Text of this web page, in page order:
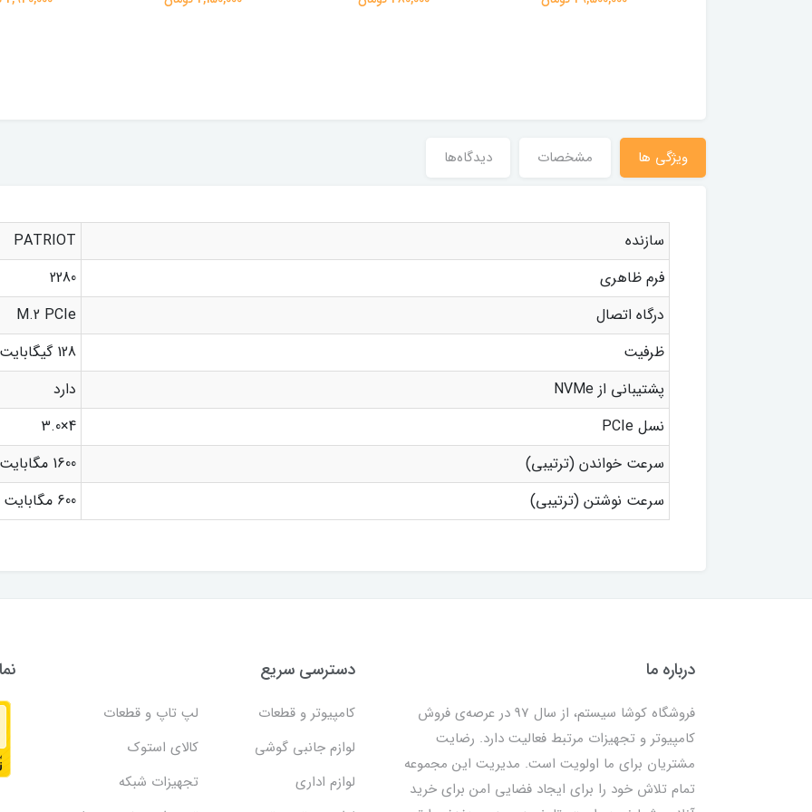
ویژگی ها مشخصات دیدگاه‌ها
سازنده
PATRIOT
فرم ظاهری
2280
درگاه اتصال
M.2 PCIe
ظرفیت
128 گیگابایت
پشتیبانی از NVMe
دارد
نسل PCIe
4×3.0
سرعت خواندن (ترتیبی)
1600 مگابایت
سرعت نوشتن (ترتیبی)
600 مگابایت
درباره ما
فروشگاه کوشا سیستم، از سال 97 در عرصه‌ی فروش
کامپیوتر و تجهیزات مرتبط فعالیت دارد. رضایت
مشتریان برای ما اولویت است. مدیریت این مجموعه
تمام تلاش خود را برای ایجاد فضایی امن برای خرید
دسترسی سریع
کامپیوتر و قطعات
لپ تاپ و قطعات
لوازم جانبی گوشی
کالای استوک
لوازم اداری
تجهیزات شبکه